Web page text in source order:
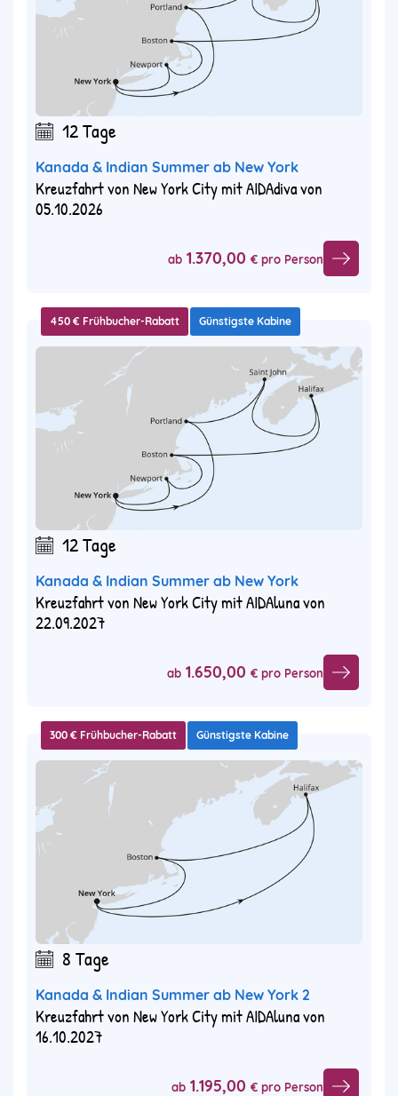
12 Tage
Kanada & Indian Summer ab New York
Kreuzfahrt von New York City mit AIDAdiva von
05.10.2026
ab 1.370,00 € pro Person
450 € Frühbucher-Rabatt Günstigste Kabine
12 Tage
Kanada & Indian Summer ab New York
Kreuzfahrt von New York City mit AIDAluna von
22.09.2027
ab 1.650,00 € pro Person
300 € Frühbucher-Rabatt Günstigste Kabine
8 Tage
Kanada & Indian Summer ab New York 2
Kreuzfahrt von New York City mit AIDAluna von
16.10.2027
ab 1.195,00 € pro Person